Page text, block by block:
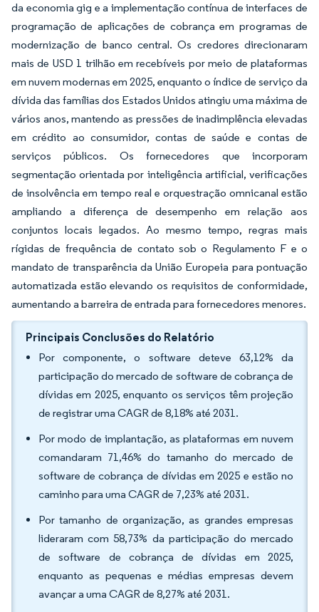
da economia gig e a implementação contínua de interfaces de
programação de aplicações de cobrança em programas de
modernização de banco central. Os credores direcionaram
mais de USD 1 trilhão em recebíveis por meio de plataformas
em nuvem modernas em 2025, enquanto o índice de serviço da
dívida das famílias dos Estados Unidos atingiu uma máxima de
vários anos, mantendo as pressões de inadimplência elevadas
em crédito ao consumidor, contas de saúde e contas de
serviços públicos. Os fornecedores que incorporam
segmentação orientada por inteligência artificial, verificações
de insolvência em tempo real e orquestração omnicanal estão
ampliando a diferença de desempenho em relação aos
conjuntos locais legados. Ao mesmo tempo, regras mais
rígidas de frequência de contato sob o Regulamento F e o
mandato de transparência da União Europeia para pontuação
automatizada estão elevando os requisitos de conformidade,
aumentando a barreira de entrada para fornecedores menores.
Principais Conclusões do Relatório
Por componente, o software deteve 63,12% da
participação do mercado de software de cobrança de
dívidas em 2025, enquanto os serviços têm projeção
de registrar uma CAGR de 8,18% até 2031.
Por modo de implantação, as plataformas em nuvem
comandaram 71,46% do tamanho do mercado de
software de cobrança de dívidas em 2025 e estão no
caminho para uma CAGR de 7,23% até 2031.
Por tamanho de organização, as grandes empresas
lideraram com 58,73% da participação do mercado
de software de cobrança de dívidas em 2025,
enquanto as pequenas e médias empresas devem
avançar a uma CAGR de 8,27% até 2031.